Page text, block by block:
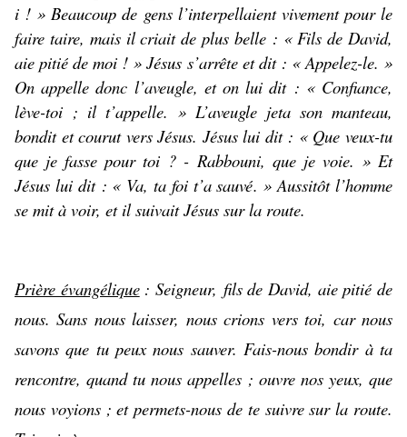
i ! » Beaucoup de gens l’interpellaient vivement pour le
faire taire, mais il criait de plus belle : « Fils de David,
aie pitié de moi ! » Jésus s’arrête et dit : « Appelez-le. »
On appelle donc l’aveugle, et on lui dit : « Confiance,
lève-toi ; il t’appelle. » L’aveugle jeta son manteau,
bondit et courut vers Jésus. Jésus lui dit : « Que veux-tu
que je fasse pour toi ? - Rabbouni, que je voie. » Et
Jésus lui dit : « Va, ta foi t’a sauvé. » Aussitôt l’homme
se mit à voir, et il suivait Jésus sur la route.
Prière évangélique: Seigneur, fils de David, aie pitié de
nous. Sans nous laisser, nous crions vers toi, car nous
savons que tu peux nous sauver. Fais-nous bondir à ta
rencontre, quand tu nous appelles ; ouvre nos yeux, que
nous voyions ; et permets-nous de te suivre sur la route.